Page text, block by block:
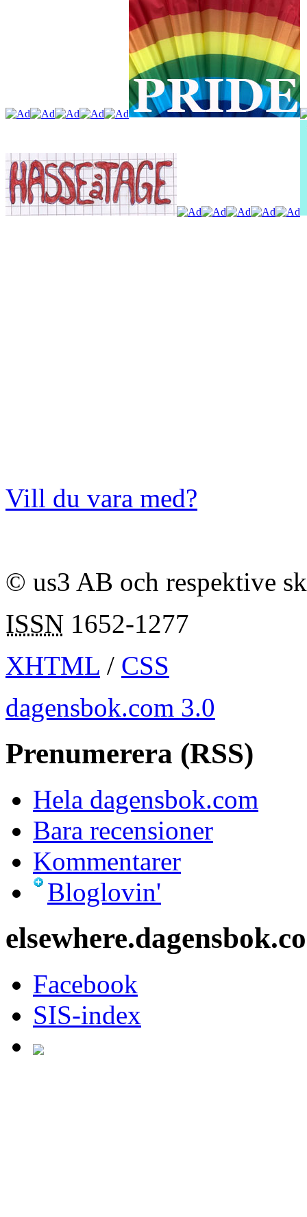
Vill du vara med?
© us3 AB och respektive
ISSN 1652-1277
XHTML / CSS
dagensbok.com 3.0
Prenumerera (RSS)
Hela dagensbok.com
Bara recensioner
Kommentarer
Bloglovin'
Facebook
SIS-index